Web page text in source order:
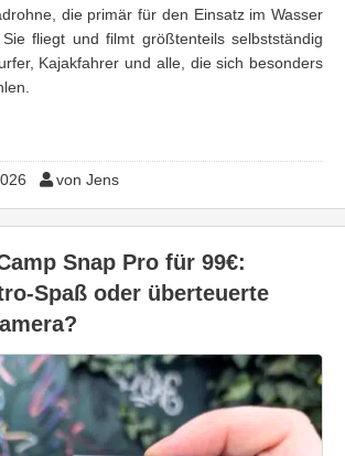
die primär für den Einsatz im Wasser
fliegt und filmt größtenteils selbstständig
Kajakfahrer und alle, die sich besonders
von Jens
Snap Pro für 99€:
Spaß oder überteuerte